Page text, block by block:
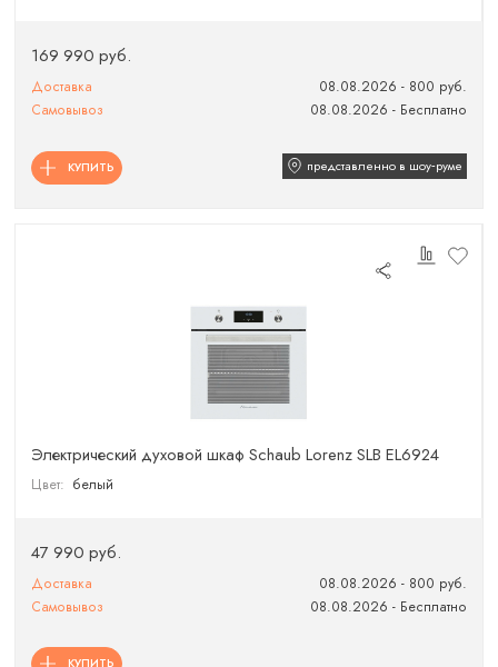
169 990 руб.
Доставка
08.08.2026 - 800 руб.
Самовывоз
08.08.2026 - Бесплатно
КУПИТЬ представленно в шоу‑руме
Электрический духовой шкаф Schaub Lorenz SLB EL6924
Цвет: белый
47 990 руб.
Доставка
08.08.2026 - 800 руб.
Самовывоз
08.08.2026 - Бесплатно
КУПИТЬ